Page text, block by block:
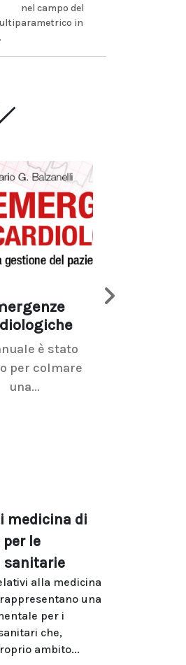
nel campo del
in
è stato
per colmare
una...
medicina di
le
sanitarie
alla medicina
una
per i
che,
ambito...